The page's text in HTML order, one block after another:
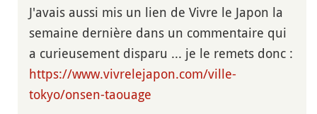
J'avais aussi mis un lien de Vivre le Japon la
semaine dernière dans un commentaire qui
a curieusement disparu ... je le remets donc :
https://www.vivrelejapon.com/ville-
tokyo/onsen-taouage